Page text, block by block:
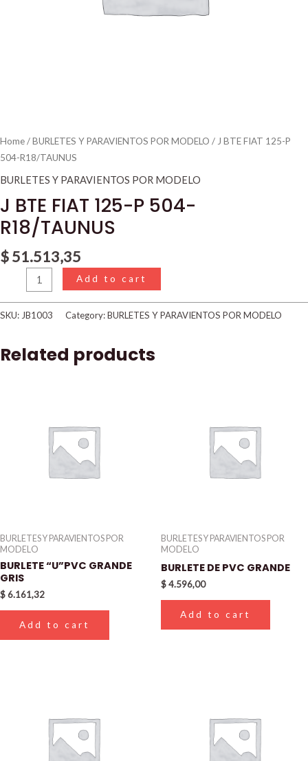
Home/BURLETES Y PARAVIENTOS POR MODELO / J BTE FIAT 125-P
504-R18/TAUNUS
BURLETES Y PARAVIENTOS POR MODELO
J BTE FIAT 125-P 504-
R18/TAUNUS
$51.513,35
Add to cart
SKU: JB1003 Category:BURLETES Y PARAVIENTOS POR MODELO
Related products
BURLETES Y PARAVIENTOS POR
MODELO
BURLETE “U”PVC GRANDE
GRIS
$6.161,32
Add to cart
BURLETES Y PARAVIENTOS POR
MODELO
BURLETE DE PVC GRANDE
$4.596,00
Add to cart